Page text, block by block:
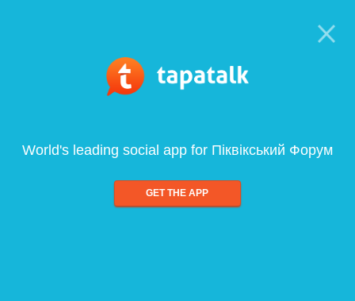
World's leading social app for Піквікський Форум
GET THE APP